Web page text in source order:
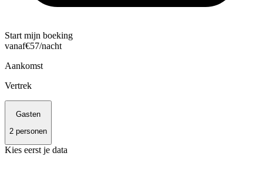
Start mijn boeking
vanaf€57/nacht
Aankomst
Vertrek
Gasten
2 personen
Kies eerst je data